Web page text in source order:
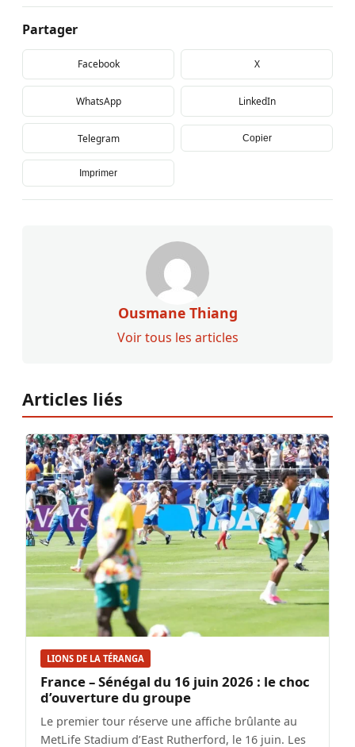
Partager
Facebook X
WhatsApp LinkedIn
Telegram Copier
Imprimer
Ousmane Thiang
Voir tous les articles
Articles liés
LIONS DE LA TÉRANGA
France – Sénégal du 16 juin 2026 : le choc
d’ouverture du groupe
Le premier tour réserve une affiche brûlante au
MetLife Stadium d’East Rutherford, le 16 juin. Les